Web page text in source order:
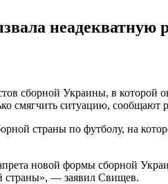
сборной Украины, в которой
смягчить ситуацию,
страны по футболу, на
новой формы сборной
страны», — заявил Свищев.